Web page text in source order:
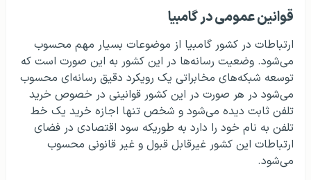
قوانین عمومی در گامبیا
ارتباطات در کشور گامبیا از موضوعات بسیار مهم محسوب
می‌شود. وضعیت رسانه‌ها در این کشور به این صورت است که
توسعه شبکه‌های مخابراتی یک رویکرد دقیق رسانه‌ای محسوب
می‌شود در هر صورت در این کشور قوانینی در خصوص خرید
تلفن ثابت دیده می‌شود و شخص تنها اجازه خرید یک خط
تلفن به نام خود را دارد به طوریکه سود اقتصادی در فضای
ارتباطات این کشور غیرقابل قبول و غیر قانونی محسوب
می‌شود.